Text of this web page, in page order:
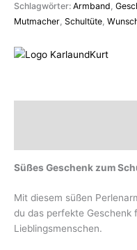
Schlagwörter: Armband,
Mutmacher, Schultüte,
Süßes Geschenk zum
Mit diesem süßen
du das perfekte Geschenk
Lieblingsmenschen.